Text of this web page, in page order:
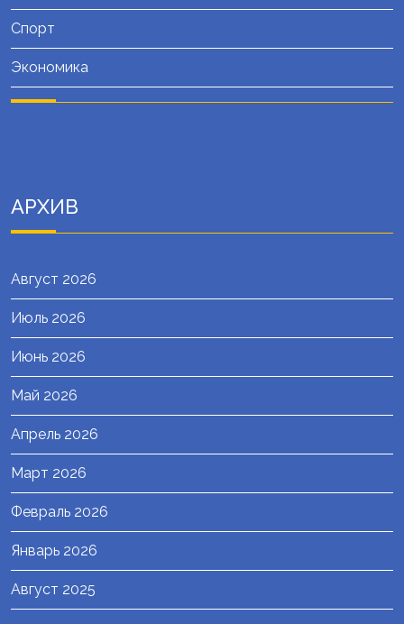
Спорт
Экономика
АРХИВ
Август 2026
Июль 2026
Июнь 2026
Май 2026
Апрель 2026
Март 2026
Февраль 2026
Январь 2026
Август 2025